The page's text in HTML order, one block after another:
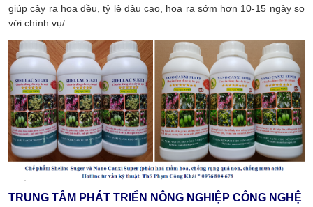
giúp cây ra hoa đều, tỷ lệ đậu cao, hoa ra sớm hơn 10-15 ngày so
với chính vụ/.
TRUNG TÂM PHÁT TRIỂN NÔNG NGHIỆP CÔNG NGHỆ